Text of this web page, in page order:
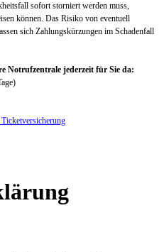
sofort storniert werden muss,
können. Das Risiko von eventuell
sich Zahlungskürzungen im Schadenfall
Notrufzentrale jederzeit für Sie da: